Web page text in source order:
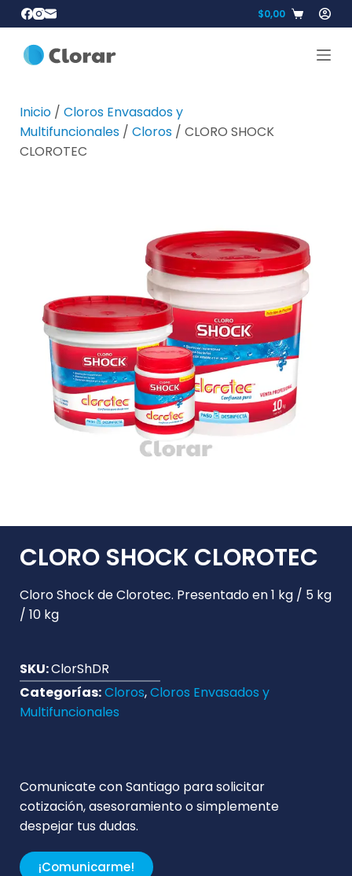
$0,00
Inicio / Cloros Envasados y
Multifuncionales / Cloros / CLORO SHOCK
CLOROTEC
CLORO SHOCK CLOROTEC
Cloro Shock de Clorotec. Presentado en 1 kg / 5 kg
/ 10 kg
SKU:ClorShDR
Categorías:Cloros,Cloros Envasados y
Multifuncionales
Comunicate con Santiago para solicitar
cotización, asesoramiento o simplemente
despejar tus dudas.
¡Comunicarme!